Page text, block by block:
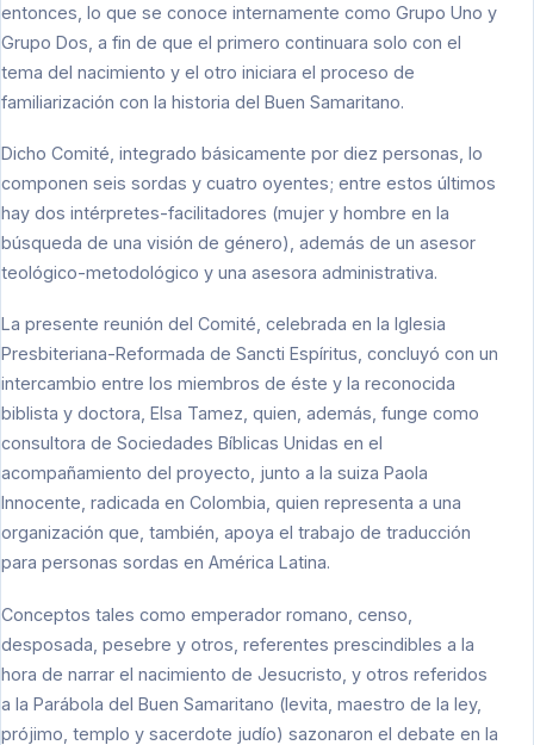
entonces, lo que se conoce internamente como Grupo Uno y
Grupo Dos, a fin de que el primero continuara solo con el
tema del nacimiento y el otro iniciara el proceso de
familiarización con la historia del Buen Samaritano.
Dicho Comité, integrado básicamente por diez personas, lo
componen seis sordas y cuatro oyentes; entre estos últimos
hay dos intérpretes-facilitadores (mujer y hombre en la
búsqueda de una visión de género), además de un asesor
teológico-metodológico y una asesora administrativa.
La presente reunión del Comité, celebrada en la Iglesia
Presbiteriana-Reformada de Sancti Espíritus, concluyó con un
intercambio entre los miembros de éste y la reconocida
biblista y doctora, Elsa Tamez, quien, además, funge como
consultora de Sociedades Bíblicas Unidas en el
acompañamiento del proyecto, junto a la suiza Paola
Innocente, radicada en Colombia, quien representa a una
organización que, también, apoya el trabajo de traducción
para personas sordas en América Latina.
Conceptos tales como emperador romano, censo,
desposada, pesebre y otros, referentes prescindibles a la
hora de narrar el nacimiento de Jesucristo, y otros referidos
a la Parábola del Buen Samaritano (levita, maestro de la ley,
prójimo, templo y sacerdote judío) sazonaron el debate en la